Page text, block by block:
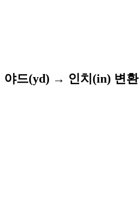
야드(yd) → 인치(in) 변환